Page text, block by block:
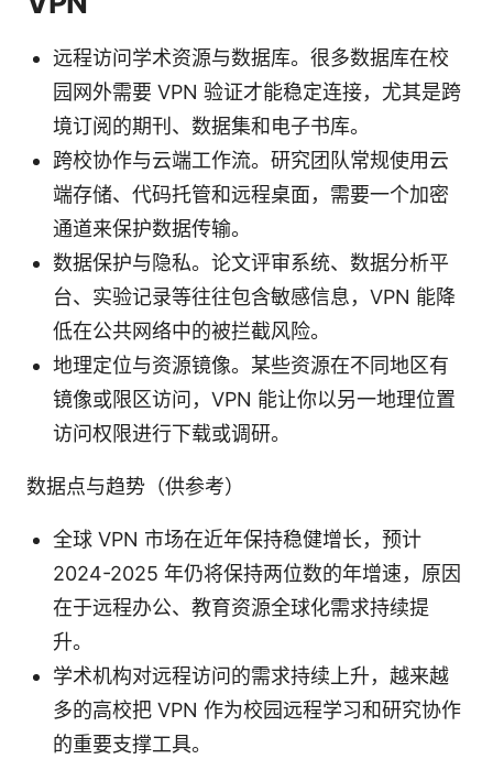
远程访问学术资源与数据库。很多数据库在校
园网外需要 VPN 验证才能稳定连接，尤其是跨
境订阅的期刊、数据集和电子书库。
跨校协作与云端工作流。研究团队常规使用云
端存储、代码托管和远程桌面，需要一个加密
通道来保护数据传输。
数据保护与隐私。论文评审系统、数据分析平
台、实验记录等往往包含敏感信息，VPN 能降
低在公共网络中的被拦截风险。
地理定位与资源镜像。某些资源在不同地区有
镜像或限区访问，VPN 能让你以另一地理位置
访问权限进行下载或调研。
数据点与趋势（供参考）
全球 VPN 市场在近年保持稳健增长，预计
2024-2025 年仍将保持两位数的年增速，原因
在于远程办公、教育资源全球化需求持续提
升。
学术机构对远程访问的需求持续上升，越来越
多的高校把 VPN 作为校园远程学习和研究协作
的重要支撑工具。